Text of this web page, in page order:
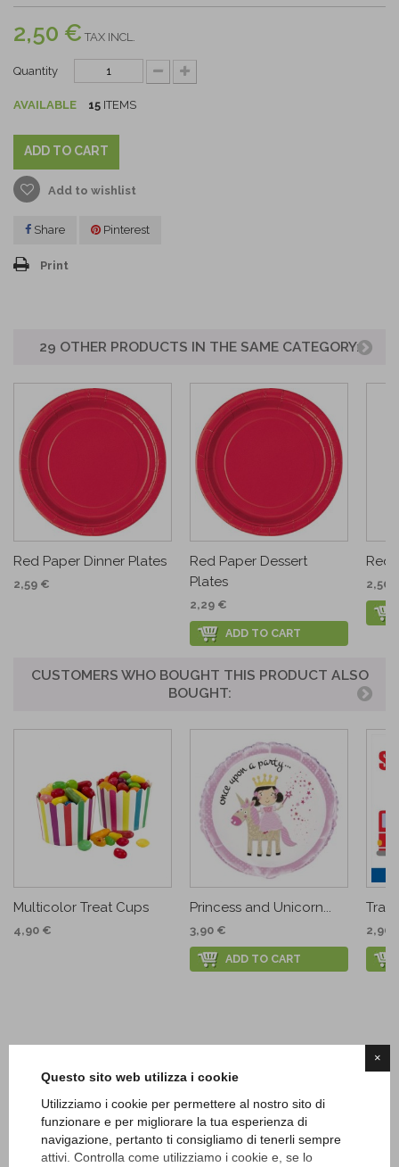
×
Questo sito web utilizza i cookie
Utilizziamo i cookie per permettere al nostro sito di
funzionare e per migliorare la tua esperienza di
navigazione, pertanto ti consigliamo di tenerli sempre
attivi. Controlla come utilizziamo i cookie e, se lo
2,50 € TAX INCL.
Quantity
AVAILABLE 15 ITEMS
ADD TO CART
Add to wishlist
Share Pinterest
Print
29 OTHER PRODUCTS IN THE SAME CATEGORY:
Red Paper Dinner Plates
2,59 €
Red Paper Dessert
Plates
2,29 €
ADD TO CART
Red
2,50
CUSTOMERS WHO BOUGHT THIS PRODUCT ALSO
BOUGHT:
Multicolor Treat Cups
4,90 €
Princess and Unicorn...
3,90 €
ADD TO CART
2,90